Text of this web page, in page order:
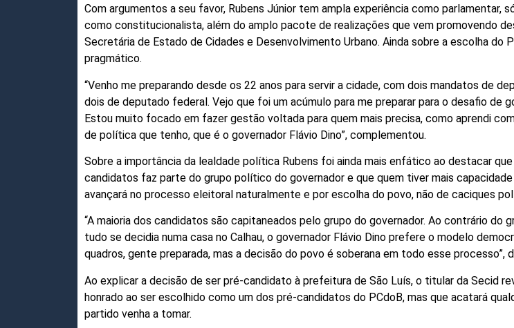
Com argumentos a seu favor, Rubens Júnior tem ampla experiência como parlamentar,
como constitucionalista, além do amplo pacote de realizações que vem promovendo
Secretária de Estado de Cidades e Desenvolvimento Urbano. Ainda sobre a escolha do
pragmático.
“Venho me preparando desde os 22 anos para servir a cidade, com dois mandatos de
dois de deputado federal. Vejo que foi um acúmulo para me preparar para o desafio de
Estou muito focado em fazer gestão voltada para quem mais precisa, como aprendi
de política que tenho, que é o governador Flávio Dino”, complementou.
Sobre a importância da lealdade política Rubens foi ainda mais enfático ao destacar
candidatos faz parte do grupo político do governador e que quem tiver mais
avançará no processo eleitoral naturalmente e por escolha do povo, não de caciques
“A maioria dos candidatos são capitaneados pelo grupo do governador. Ao contrário do
tudo se decidia numa casa no Calhau, o governador Flávio Dino prefere o modelo
quadros, gente preparada, mas a decisão do povo é soberana em todo esse processo”,
Ao explicar a decisão de ser pré-candidato à prefeitura de São Luís, o titular da Secid
honrado ao ser escolhido como um dos pré-candidatos do PCdoB, mas que acatará
partido venha a tomar.